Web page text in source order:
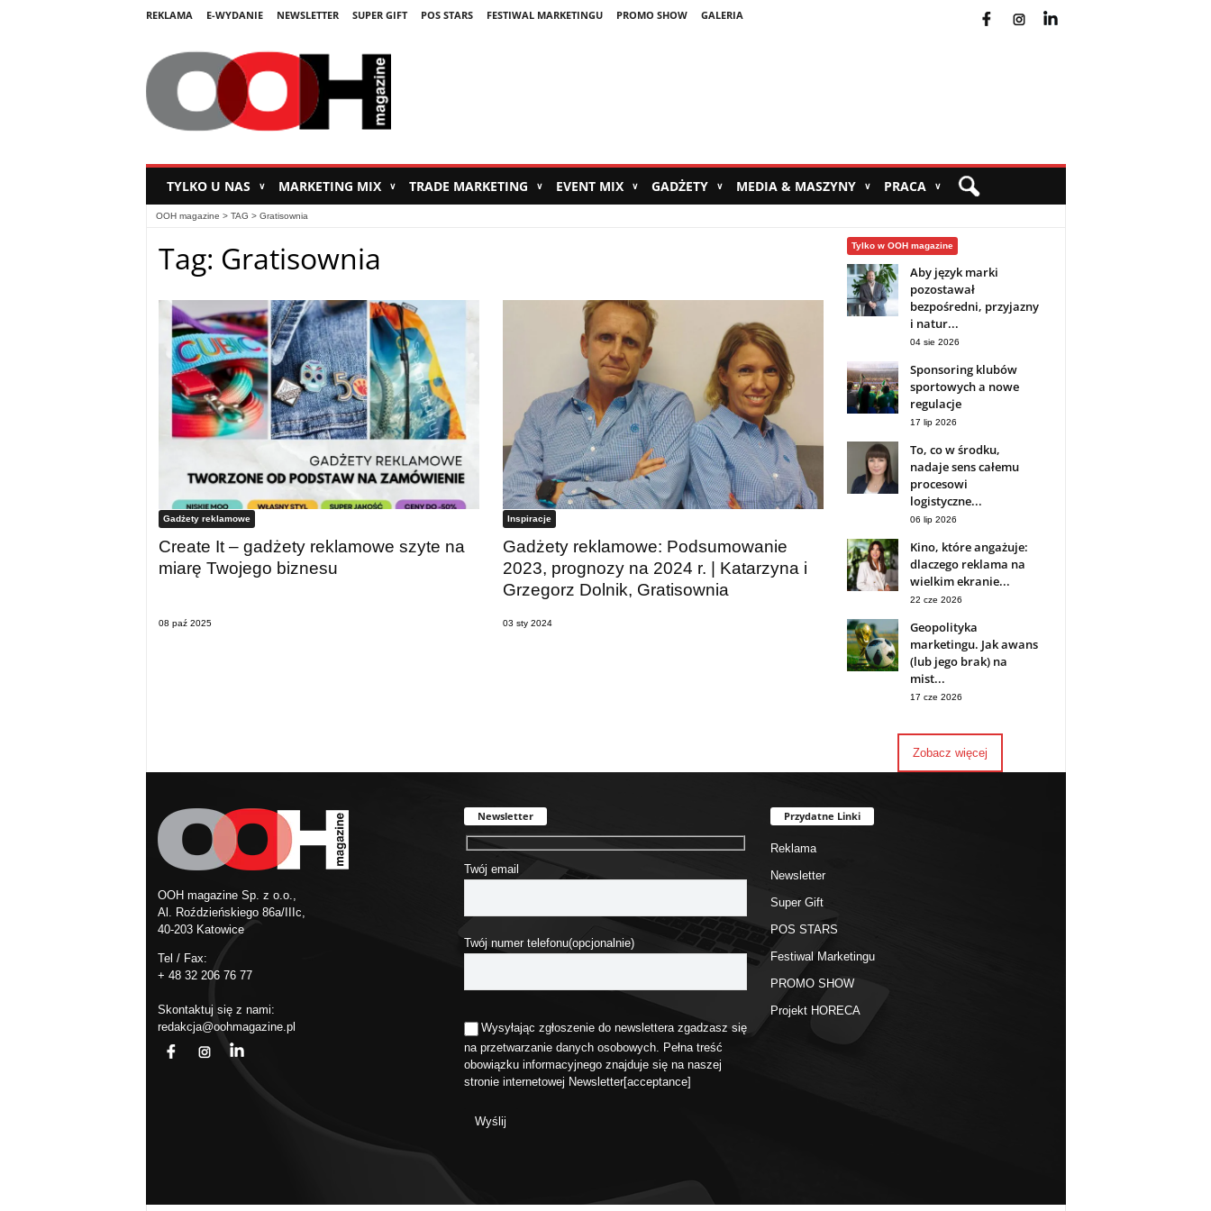
REKLAMA E-WYDANIE NEWSLETTER SUPER GIFT POS STARS FESTIWAL MARKETINGU PROMO SHOW GALERIA
TYLKO U NAS ∨ MARKETING MIX ∨ TRADE MARKETING ∨ EVENT MIX ∨ GADŻETY ∨ MEDIA & MASZYNY ∨ PRACA ∨
OOH magazine > TAG > Gratisownia
Tag: Gratisownia
Gadżety reklamowe
Create It – gadżety reklamowe szyte na
miarę Twojego biznesu
08 paź 2025
Inspiracje
Gadżety reklamowe: Podsumowanie
2023, prognozy na 2024 r. | Katarzyna i
Grzegorz Dolnik, Gratisownia
03 sty 2024
Tylko w OOH magazine
Aby język marki
pozostawał
bezpośredni, przyjazny
i natur...
04 sie 2026
Sponsoring klubów
sportowych a nowe
regulacje
17 lip 2026
To, co w środku,
nadaje sens całemu
procesowi
logistyczne...
06 lip 2026
Kino, które angażuje:
dlaczego reklama na
wielkim ekranie...
22 cze 2026
Geopolityka
marketingu. Jak awans
(lub jego brak) na
mist...
17 cze 2026
Zobacz więcej
OOH magazine Sp. z o.o.,
Al. Roździeńskiego 86a/IIIc,
40-203 Katowice
Tel / Fax:
+ 48 32 206 76 77
Skontaktuj się z nami:
redakcja@oohmagazine.pl
Newsletter
Twój email
Twój numer telefonu(opcjonalnie)
Wysyłając zgłoszenie do newslettera zgadzasz się
na przetwarzanie danych osobowych. Pełna treść
obowiązku informacyjnego znajduje się na naszej
stronie internetowej Newsletter[acceptance]
Przydatne Linki
Reklama
Newsletter
Super Gift
POS STARS
Festiwal Marketingu
PROMO SHOW
Projekt HORECA